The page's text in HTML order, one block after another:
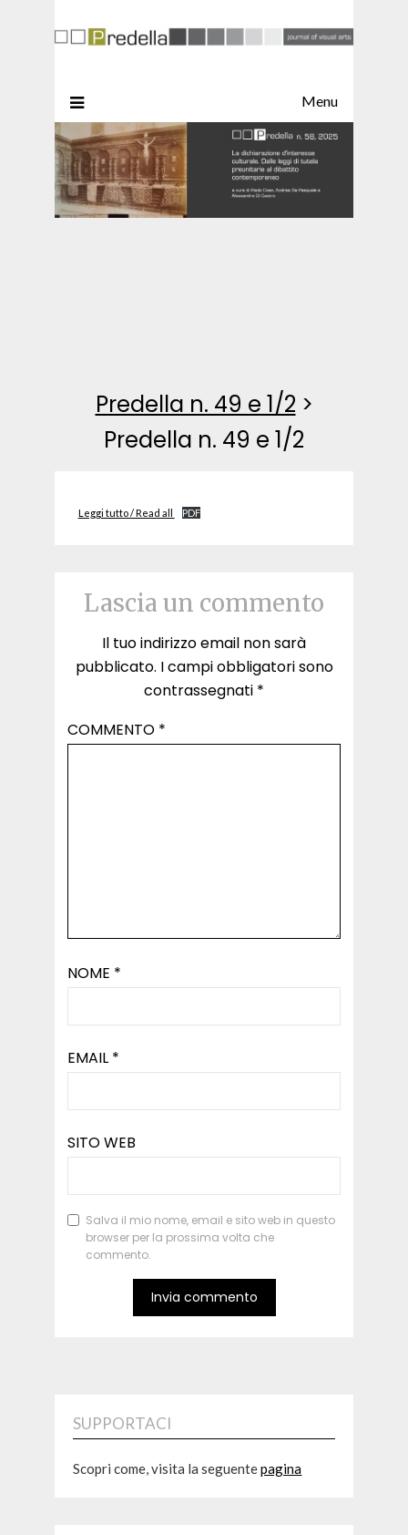
Menu
Predella n. 49 e 1/2 >
Predella n. 49 e 1/2
Leggi tutto / Read all PDF
Lascia un commento
Il tuo indirizzo email non sarà
pubblicato. I campi obbligatori sono
contrassegnati *
COMMENTO *
NOME *
EMAIL *
SITO WEB
Salva il mio nome, email e sito web in questo
browser per la prossima volta che
commento.
SUPPORTACI
Scopri come, visita la seguentepagina